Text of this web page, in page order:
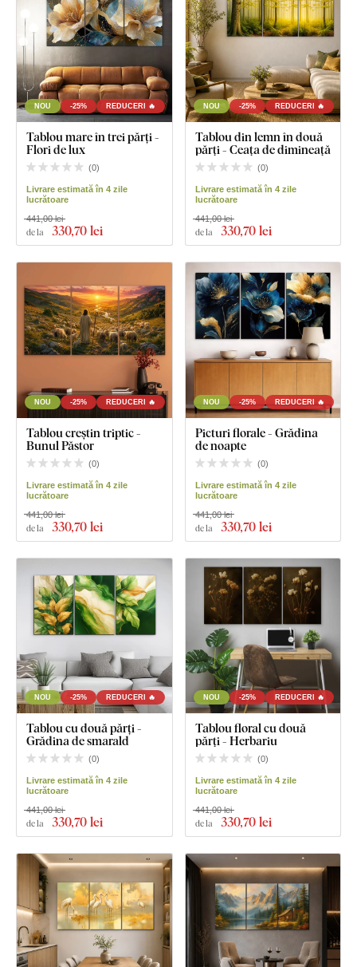
NOU -25% REDUCERI 🔥
Tablou mare în trei părți -
Flori de lux
(0)
Livrare estimată în 4 zile
lucrătoare
de la 330,70 lei
441,00 lei
NOU -25% REDUCERI 🔥
Tablou din lemn în două
părți - Ceața de dimineață
(0)
Livrare estimată în 4 zile
lucrătoare
de la 330,70 lei
441,00 lei
NOU -25% REDUCERI 🔥
Tablou creștin triptic -
Bunul Păstor
(0)
Livrare estimată în 4 zile
lucrătoare
de la 330,70 lei
441,00 lei
NOU -25% REDUCERI 🔥
Picturi florale - Grădina
de noapte
(0)
Livrare estimată în 4 zile
lucrătoare
de la 330,70 lei
441,00 lei
NOU -25% REDUCERI 🔥
Tablou cu două părți -
Grădina de smarald
(0)
Livrare estimată în 4 zile
lucrătoare
de la 330,70 lei
441,00 lei
NOU -25% REDUCERI 🔥
Tablou floral cu două
părți - Herbariu
(0)
Livrare estimată în 4 zile
lucrătoare
de la 330,70 lei
441,00 lei